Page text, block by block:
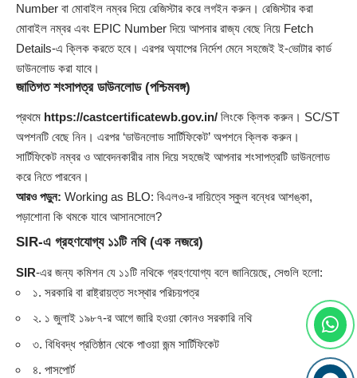
Number বা মোবাইল নম্বর দিয়ে রেজিস্টার করে লগইন করুন। রেজিস্টার করা
মোবাইল নম্বর এবং EPIC Number দিয়ে আপনার রাজ্য বেছে নিয়ে Fetch
Details-এ ক্লিক করতে হবে। এরপর অ্যাপের নির্দেশ মেনে সহজেই ই-ভোটার কার্ড
ডাউনলোড করা যাবে।
জাতিগত শংসাপত্র ডাউনলোড (পশ্চিমবঙ্গ)
প্রথমে https://castcertificatewb.gov.in/ লিংকে ক্লিক করুন। SC/ST
অপশনটি বেছে নিন। এরপর ‘ডাউনলোড সার্টিফিকেট’ অপশনে ক্লিক করুন।
সার্টিফিকেট নম্বর ও আবেদনকারীর নাম দিয়ে সহজেই আপনার শংসাপত্রটি ডাউনলোড
করে নিতে পারবেন।
আরও পড়ুন: Working as BLO: বিএলও-র দায়িত্বে স্কুল বন্ধের আশঙ্কা,
পড়াশোনা কি থমকে যাবে আসানসোলে?
SIR-এ গ্রহণযোগ্য ১১টি নথি (এক নজরে)
SIR-এর জন্য কমিশন যে ১১টি নথিকে গ্রহণযোগ্য বলে জানিয়েছে, সেগুলি হলো:
১. সরকারি বা রাষ্ট্রায়ত্ত সংস্থার পরিচয়পত্র
২. ১ জুলাই ১৯৮৭-র আগে জারি হওয়া কোনও সরকারি নথি
৩. বিধিবদ্ধ প্রতিষ্ঠান থেকে পাওয়া জন্ম সার্টিফিকেট
৪. পাসপোর্ট